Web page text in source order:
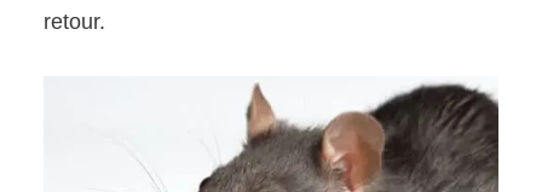
retour.